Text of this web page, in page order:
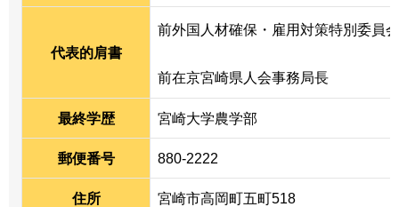
代表的肩書
前外国人材確保・雇用対策特別委員
前在京宮崎県人会事務局長
最終学歴 宮崎大学農学部
郵便番号 880-2222
住所 宮崎市高岡町五町518